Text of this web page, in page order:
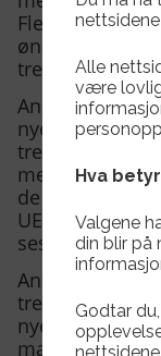
Flere trenere
ønsker vi at
Ansvarlig skal
nye lagene
med
de trenerne
UEFA C-
sesongen.
Ansvarlig skal
trenerutvikler
nye lag og
man spiller
Alle
være
Hva
Valgene
din blir på
Godtar